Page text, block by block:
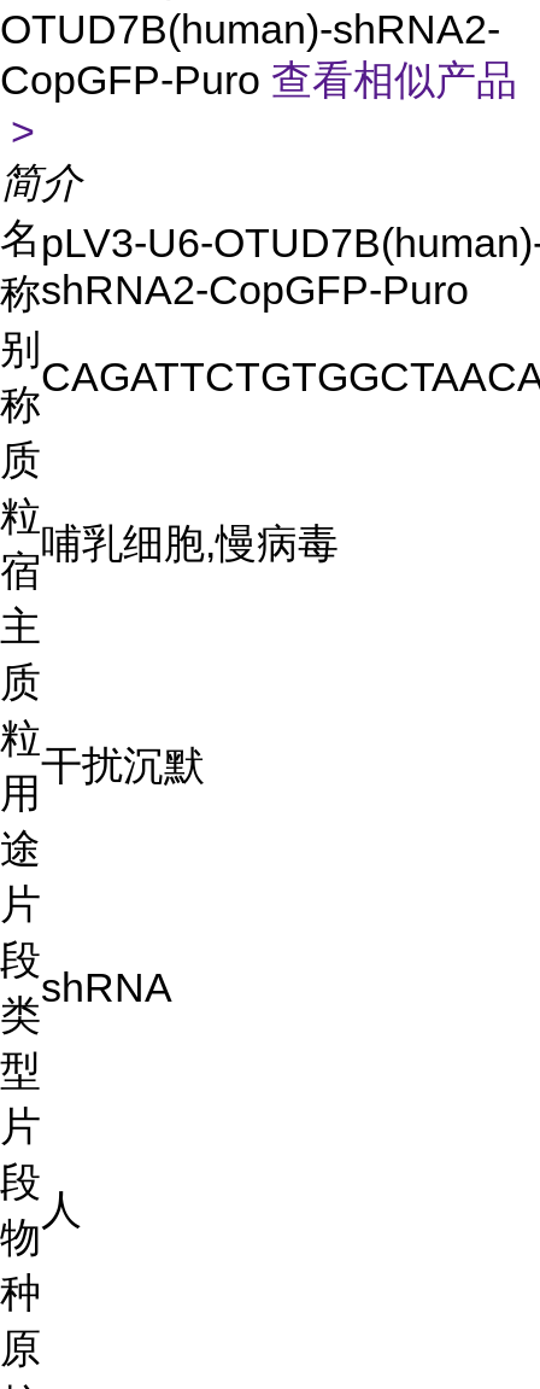
OTUD7B(human)-shRNA2-
CopGFP-Puro 查看相似产品
>
简介
名
称
pLV3-U6-
shRNA2-CopGFP-Puro
别
称
质
粒
宿
主
哺乳细胞,慢病毒
质
粒
用
途
干扰沉默
片
段
类
型
shRNA
片
段
物
种
人
原